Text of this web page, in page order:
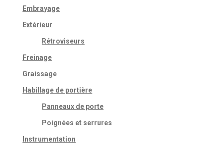
Embrayage
Extérieur
Rétroviseurs
Freinage
Graissage
Habillage de portière
Panneaux de porte
Poignées et serrures
Instrumentation